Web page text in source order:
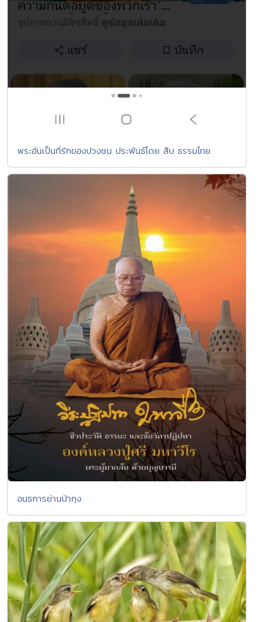
พระอันเป็นที่รักของปวงชน ประพันธ์โดย สืบ ธรรมไทย
อนธการย่านป่ากุง